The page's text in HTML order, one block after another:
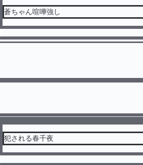
蒼ちゃん喧嘩強し
犯される春千夜